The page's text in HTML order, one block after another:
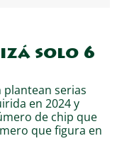
solo 6
plantean serias
en 2024 y
de chip que
que figura en